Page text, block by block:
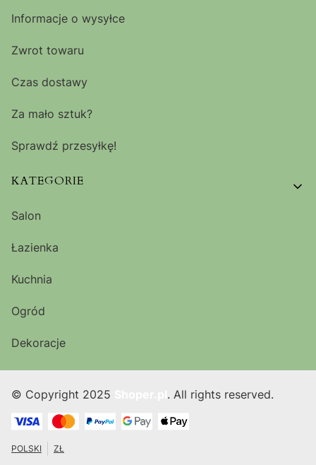
Informacje o wysyłce
Zwrot towaru
Czas dostawy
Za mało sztuk?
Sprawdź przesyłkę!
KATEGORIE
Salon
Łazienka
Kuchnia
Ogród
Dekoracje
© Copyright 2025 . All rights reserved.
POLSKI ZŁ